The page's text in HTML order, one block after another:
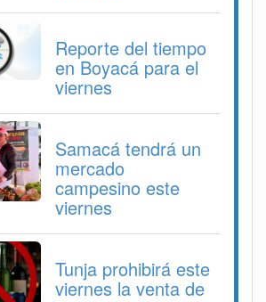
Reporte del tiempo
en Boyacá para el
viernes
Samacá tendrá un
mercado
campesino este
viernes
Tunja prohibirá este
viernes la venta de